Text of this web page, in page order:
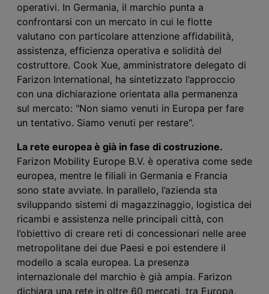
operativi. In Germania, il marchio punta a
confrontarsi con un mercato in cui le flotte
valutano con particolare attenzione affidabilità,
assistenza, efficienza operativa e solidità del
costruttore. Cook Xue, amministratore delegato di
Farizon International, ha sintetizzato l’approccio
con una dichiarazione orientata alla permanenza
sul mercato: "Non siamo venuti in Europa per fare
un tentativo. Siamo venuti per restare".
La rete europea è già in fase di costruzione.
Farizon Mobility Europe B.V. è operativa come sede
europea, mentre le filiali in Germania e Francia
sono state avviate. In parallelo, l’azienda sta
sviluppando sistemi di magazzinaggio, logistica dei
ricambi e assistenza nelle principali città, con
l’obiettivo di creare reti di concessionari nelle aree
metropolitane dei due Paesi e poi estendere il
modello a scala europea. La presenza
internazionale del marchio è già ampia. Farizon
dichiara una rete in oltre 60 mercati, tra Europa,